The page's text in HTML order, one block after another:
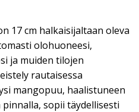
17 cm halkaisijaltaan oleva
olohuoneesi,
ja muiden tilojen
rautaisessa
mangopuu, haalistuneen
sopii täydellisesti